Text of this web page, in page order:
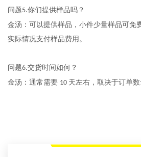
问题5.你们提供样品吗？
金汤： 可以提供样品，小件少量样品可免
实际情况支付样品费用 。
问题6.交货时间如何？
金汤：通常需要 10 天左右， 取决于订单